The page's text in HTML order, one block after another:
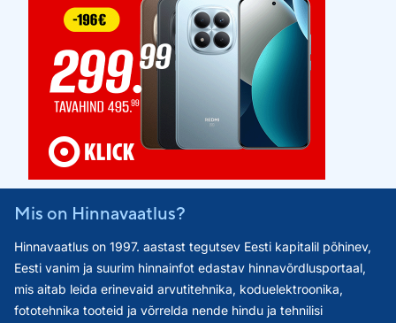
Mis on Hinnavaatlus?
Hinnavaatlus on 1997. aastast tegutsev Eesti kapitalil põhinev,
Eesti vanim ja suurim hinnainfot edastav hinnavõrdlusportaal,
mis aitab leida erinevaid arvutitehnika, koduelektroonika,
fototehnika tooteid ja võrrelda nende hindu ja tehnilisi